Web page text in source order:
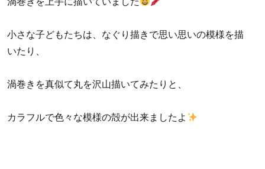
小さな子どもたちは、なぐり描きで思い思いの模様を描
いたり、
渦巻きを真似て丸を沢山描いてみたりと、
カラフルで色々な模様の殻が出来ましたよ